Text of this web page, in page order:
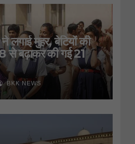
लगाई मुहर, बेटियों की
से बढ़ाकर की गई 21
BKK NEWS